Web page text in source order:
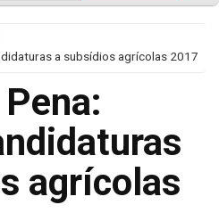
a subsídios agrícolas 2017
agrícolas